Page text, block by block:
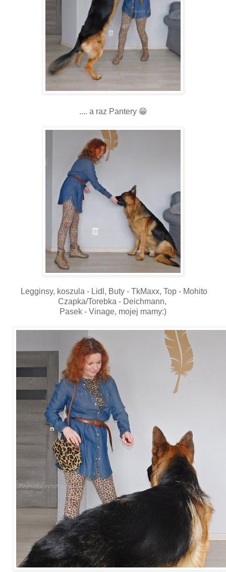
.... a raz Pantery 😁
Legginsy, koszula - Lidl, Buty - TkMaxx, Top - Mohito
Czapka/Torebka - Deichmann,
Pasek - Vinage, mojej mamy:)